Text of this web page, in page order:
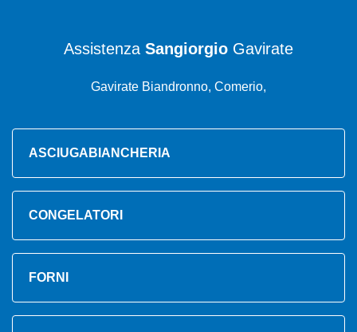
Assistenza Sangiorgio Gavirate
Gavirate Biandronno, Comerio,
ASCIUGABIANCHERIA
CONGELATORI
FORNI